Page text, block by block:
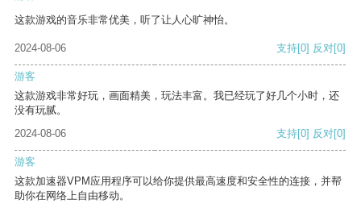
这款游戏的音乐非常优美，听了让人心旷神怡。
2024-08-06 支持[0] 反对[0]
游客
这款游戏非常好玩，画面精美，玩法丰富。我已经玩了好几个小时，还
没有玩腻。
2024-08-06
支持[0] 反对[0]
游客
这款加速器VPM应用程序可以给你提供最高速度和安全性的连接，并帮
助你在网络上自由移动。